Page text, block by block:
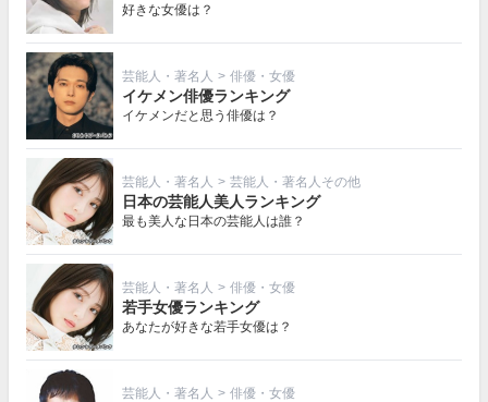
好きな女優は？
芸能人・著名人 > 俳優・女優
イケメン俳優ランキング
イケメンだと思う俳優は？
芸能人・著名人 > 芸能人・著名人その他
日本の芸能人美人ランキング
最も美人な日本の芸能人は誰？
芸能人・著名人 > 俳優・女優
若手女優ランキング
あなたが好きな若手女優は？
芸能人・著名人 > 俳優・女優